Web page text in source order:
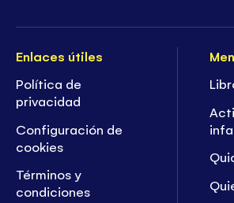
Enlaces útiles
Política de
privacidad
Configuración de
cookies
Términos y
condiciones